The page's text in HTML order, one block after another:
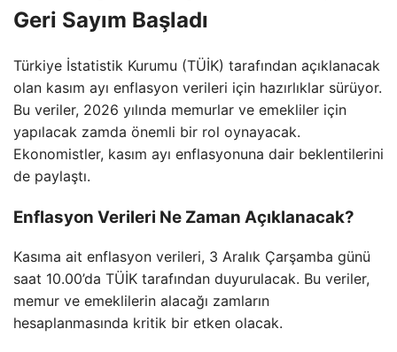
Geri Sayım Başladı
Türkiye İstatistik Kurumu (TÜİK) tarafından açıklanacak
olan kasım ayı enflasyon verileri için hazırlıklar sürüyor.
Bu veriler, 2026 yılında memurlar ve emekliler için
yapılacak zamda önemli bir rol oynayacak.
Ekonomistler, kasım ayı enflasyonuna dair beklentilerini
de paylaştı.
Enflasyon Verileri Ne Zaman Açıklanacak?
Kasıma ait enflasyon verileri, 3 Aralık Çarşamba günü
saat 10.00’da TÜİK tarafından duyurulacak. Bu veriler,
memur ve emeklilerin alacağı zamların
hesaplanmasında kritik bir etken olacak.